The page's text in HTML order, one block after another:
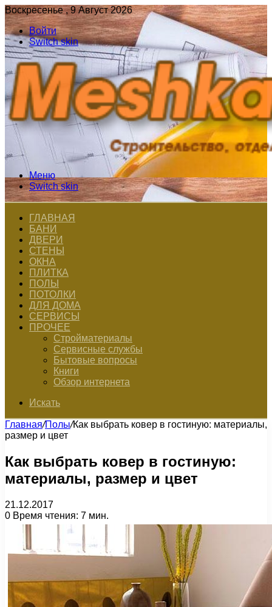
Воскресенье , 9 Август 2026
Войти
Switch skin
Меню
Switch skin
ГЛАВНАЯ
БАНИ
ДВЕРИ
СТЕНЫ
ОКНА
ПЛИТКА
ПОЛЫ
ПОТОЛКИ
ДЛЯ ДОМА
СЕРВИСЫ
ПРОЧЕЕ
Стройматериалы
Сервисные службы
Бытовые вопросы
Книги
Обзор интернета
Искать
Главная/Полы/Как выбрать ковер в гостиную: материалы,
размер и цвет
Как выбрать ковер в гостиную:
материалы, размер и цвет
21.12.2017
0 Время чтения: 7 мин.